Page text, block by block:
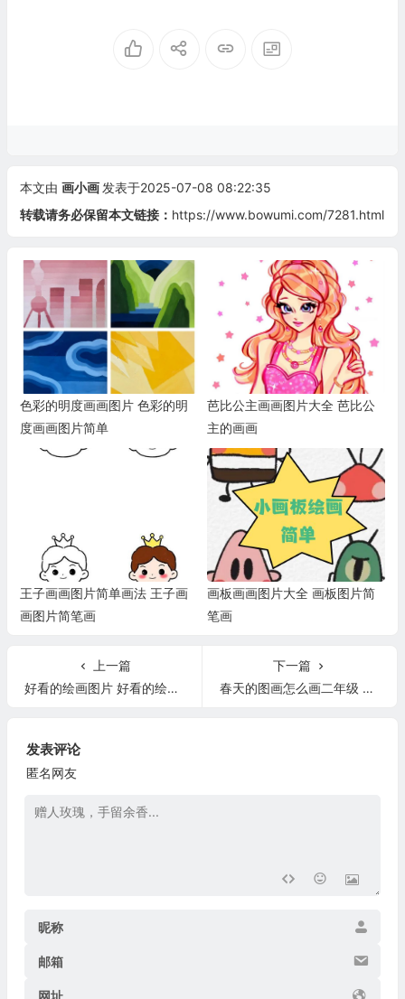
本文由 画小画 发表于2025-07-08 08:22:35
转载请务必保留本文链接： https://www.bowumi.com/7281.html
色彩的明度画画图片 色彩的明
度画画图片简单
芭比公主画画图片大全 芭比公
主的画画
王子画画图片简单画法 王子画
画图片简笔画
画板画画图片大全 画板图片简
笔画
上一篇
好看的绘画图片 好看的绘画图片动漫
下一篇
春天的图画怎么画二年级 春天的画怎么画二年级一等奖
发表评论
匿名网友
昵称
邮箱
网址